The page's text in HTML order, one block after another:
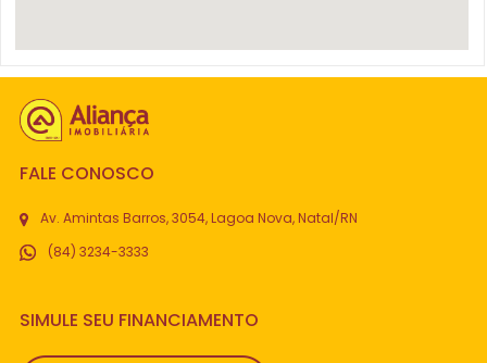
FALE CONOSCO
Av. Amintas Barros, 3054, Lagoa Nova, Natal/RN
(84) 3234-3333
SIMULE SEU FINANCIAMENTO